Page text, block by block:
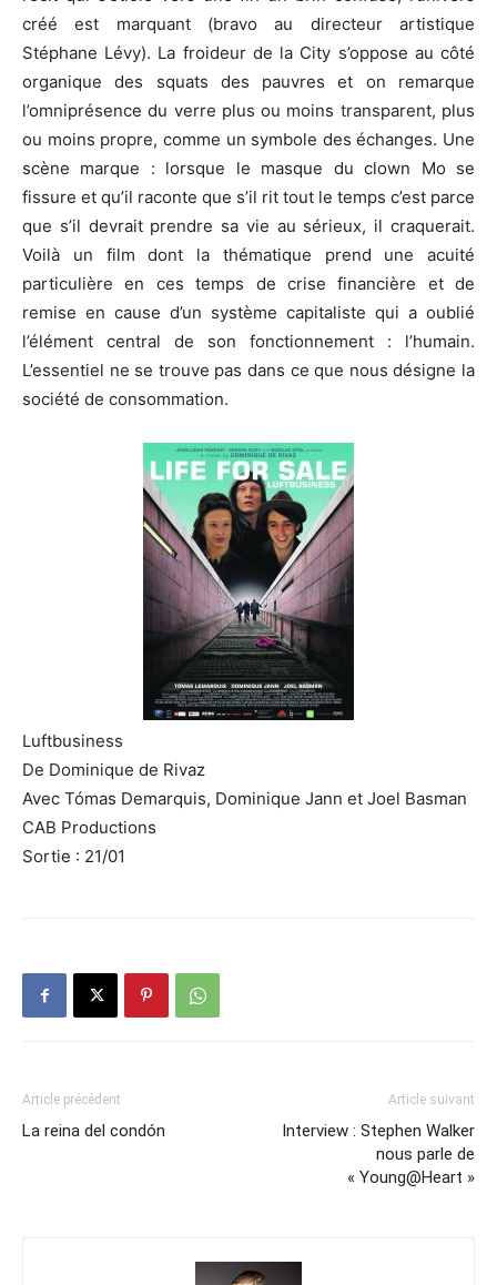
créé est marquant (bravo au directeur artistique
Stéphane Lévy). La froideur de la City s’oppose au côté
organique des squats des pauvres et on remarque
l’omniprésence du verre plus ou moins transparent, plus
ou moins propre, comme un symbole des échanges. Une
scène marque : lorsque le masque du clown Mo se
fissure et qu’il raconte que s’il rit tout le temps c’est parce
que s’il devrait prendre sa vie au sérieux, il craquerait.
Voilà un film dont la thématique prend une acuité
particulière en ces temps de crise financière et de
remise en cause d’un système capitaliste qui a oublié
l’élément central de son fonctionnement : l’humain.
L’essentiel ne se trouve pas dans ce que nous désigne la
société de consommation.
Luftbusiness
De Dominique de Rivaz
Avec Tómas Demarquis, Dominique Jann et Joel Basman
CAB Productions
Sortie : 21/01
Article précédent
La reina del condón
Article suivant
Interview : Stephen Walker
nous parle de
« Young@Heart »